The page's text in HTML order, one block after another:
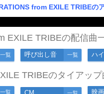
from EXILE TRIBEの
EXILE TRIBEの配信曲
一覧 呼び出し音 一覧 ハ
TRIBEのタイアップ
一覧 映画